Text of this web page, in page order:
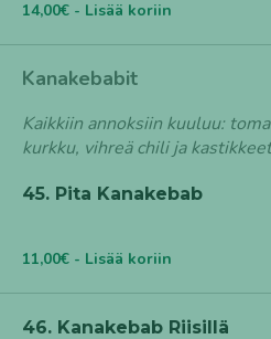
14,00€ - Lisää koriin
Kanakebabit
Kaikkiin annoksiin kuuluu:
kurkku, vihreä chili ja
45. Pita Kanakebab
11,00€ - Lisää koriin
46. Kanakebab Riisillä